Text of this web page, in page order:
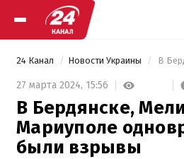
24 Канал Новости Украины
27 марта 2024, 15:56
В Бердянске,
Мариуполе
были взрывы